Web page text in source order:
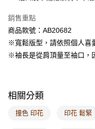
付款後7-11取貨
每筆NT$60，滿NT$1,000(
宅配
每筆NT$60，滿NT$1,000(
海外配送-港/澳/新/馬/泰國專
銷售重點
商品款號：AB20682
※寬鬆版型，請依照個人喜
※袖長是從肩頂量至袖口，
相關分類
撞色 印花 印花 鬆緊